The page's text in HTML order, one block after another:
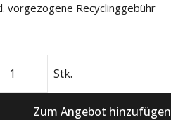
vorgezogene Recyclinggebühr
Stk.
Zum Angebot hinzufügen